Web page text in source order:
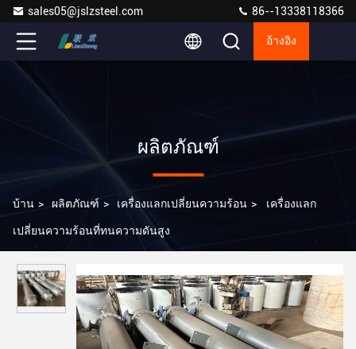
sales05@jslzsteel.com 86--13338118366
อ้างอิง
ผลิตภัณฑ์
บ้าน > ผลิตภัณฑ์ > เครื่องแลกเปลี่ยนความร้อน > เครื่องแลก
เปลี่ยนความร้อนที่ทนความดันสูง